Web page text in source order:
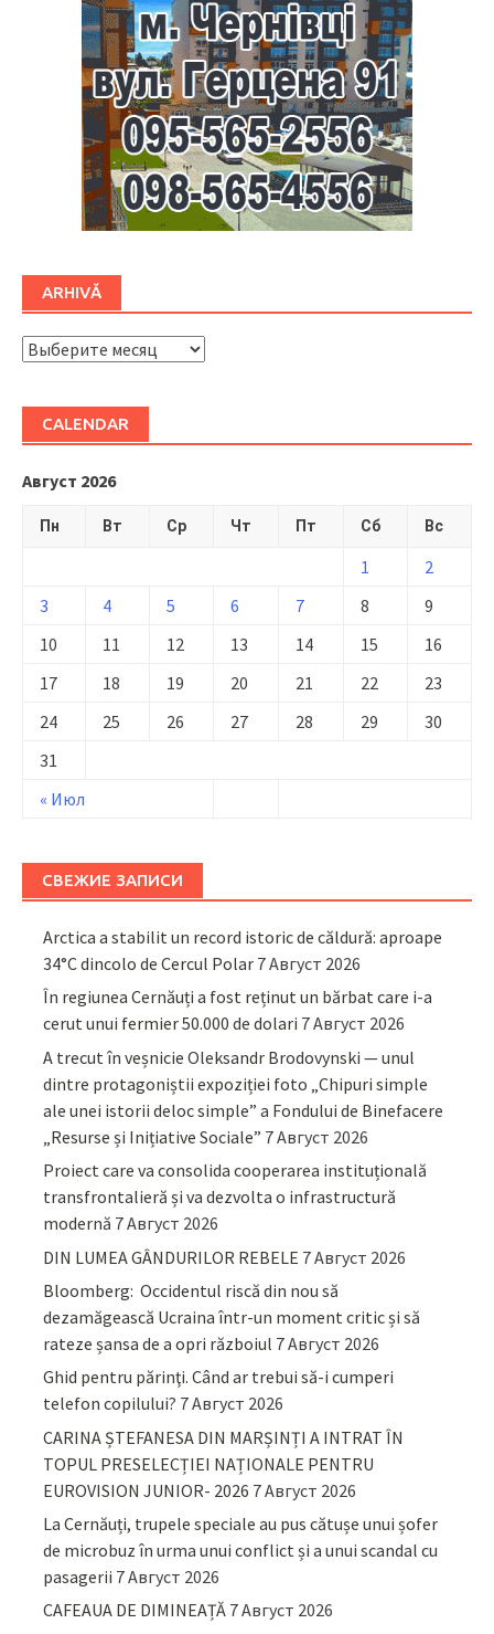
ARHIVĂ
ARHIVĂ
CALENDAR
Август 2026
Пн Вт Ср Чт Пт Сб Вс
« Июл
1
2
3
4 5 6 7 8
9
10
11 12 13 14 15
16
17
18 19 20 21 22
23
24
25 26 27 28 29
30
31
СВЕЖИЕ ЗАПИСИ
Arctica a stabilit un record istoric de căldură: aproape
34°C dincolo de Cercul Polar 7 Август 2026
În regiunea Cernăuți a fost reținut un bărbat care i-a
cerut unui fermier 50.000 de dolari 7 Август 2026
A trecut în veșnicie Oleksandr Brodovynski — unul
dintre protagoniștii expoziției foto „Chipuri simple
ale unei istorii deloc simple” a Fondului de Binefacere
„Resurse și Inițiative Sociale” 7 Август 2026
Proiect care va consolida cooperarea instituțională
transfrontalieră și va dezvolta o infrastructură
modernă 7 Август 2026
DIN LUMEA GÂNDURILOR REBELE 7 Август 2026
Bloomberg: Occidentul riscă din nou să
dezamăgească Ucraina într-un moment critic și să
rateze șansa de a opri războiul 7 Август 2026
Ghid pentru părinţi. Când ar trebui să-i cumperi
telefon copilului? 7 Август 2026
CARINA ȘTEFANESA DIN MARȘINȚI A INTRAT ÎN
TOPUL PRESELECȚIEI NAȚIONALE PENTRU
EUROVISION JUNIOR- 2026 7 Август 2026
La Cernăuți, trupele speciale au pus cătușe unui șofer
de microbuz în urma unui conflict și a unui scandal cu
pasagerii 7 Август 2026
CAFEAUA DE DIMINEAȚĂ 7 Август 2026